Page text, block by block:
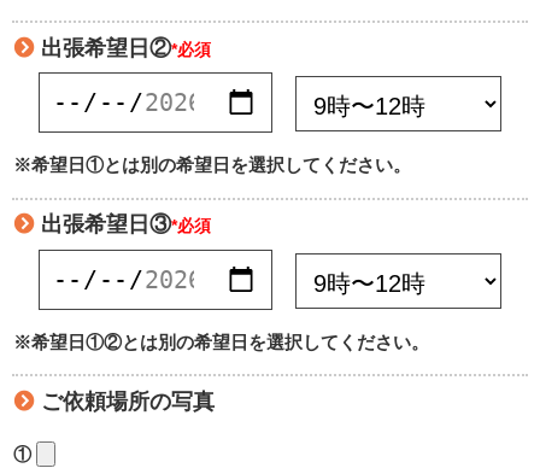
出張希望日②*必須
※希望日①とは別の希望日を選択してください。
出張希望日③*必須
※希望日①②とは別の希望日を選択してください。
ご依頼場所の写真
①